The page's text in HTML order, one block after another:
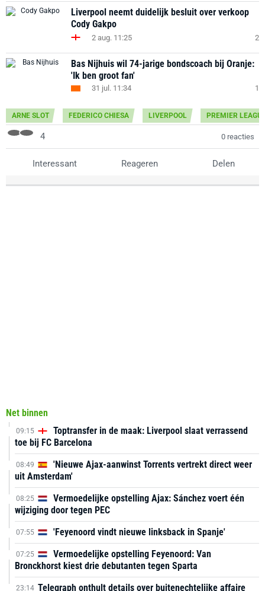
Liverpool neemt duidelijk besluit over verkoop
Cody Gakpo
2 aug. 11:25 2
Bas Nijhuis wil 74-jarige bondscoach bij Oranje:
'Ik ben groot fan'
31 jul. 11:34 1
ARNE SLOT FEDERICO CHIESA LIVERPOOL PREMIER
4 0 reacties
Interessant Reageren Delen
Net binnen
09:15
Toptransfer in de maak: Liverpool slaat verrassend
toe bij FC Barcelona
08:49
'Nieuwe Ajax-aanwinst Torrents vertrekt direct weer
uit Amsterdam'
08:25
Vermoedelijke opstelling Ajax: Sánchez voert één
wijziging door tegen PEC
07:55 'Feyenoord vindt nieuwe linksback in Spanje'
07:25
Vermoedelijke opstelling Feyenoord: Van
Bronckhorst kiest drie debutanten tegen Sparta
23:14 Telegraph onthult details over buitenechtelijke affaire